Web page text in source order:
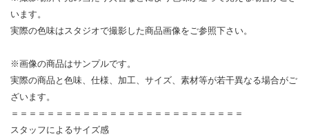
います。
実際の色味はスタジオで撮影した商品画像をご参照下さい。
※画像の商品はサンプルです。
実際の商品と色味、仕様、加工、サイズ、素材等が若干異なる場合がご
ざいます。
＝＝＝＝＝＝＝＝＝＝＝＝＝＝＝＝＝＝＝＝＝＝＝＝＝＝
スタッフによるサイズ感